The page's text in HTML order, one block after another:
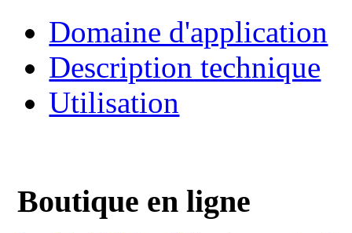
Domaine d'application
Description technique
Utilisation
Boutique en ligne